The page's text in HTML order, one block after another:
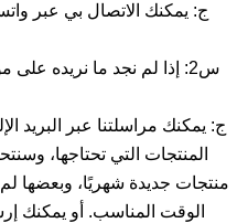
ج: يمكنك الاتصال بي عبر
س2: إذا لم نجد ما نريده
ج: يمكنك مراسلتنا عبر البريد
المنتجات التي تحتاجها،
منتجات جديدة شهريًا، وبعضها
الوقت المناسب. أو يمكنك